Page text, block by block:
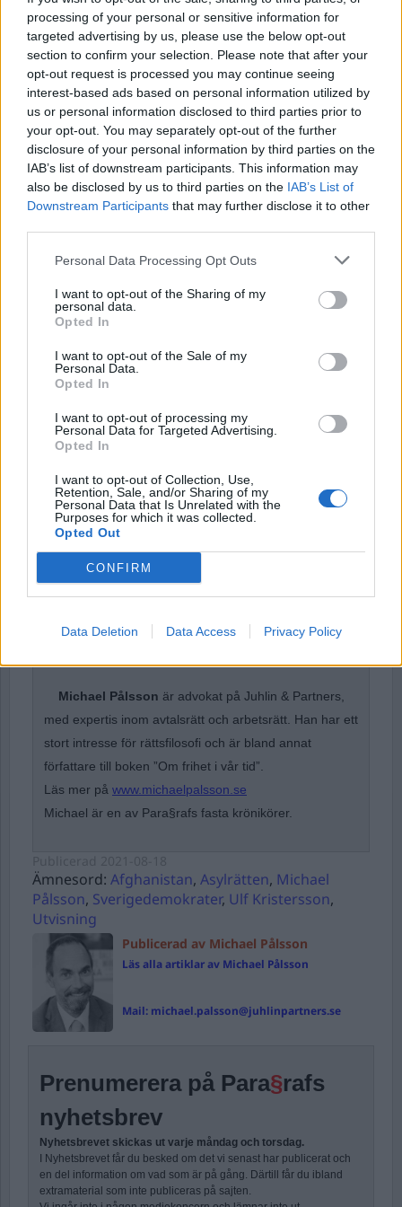
processing of your personal or sensitive information for
targeted advertising by us, please use the below opt-out
section to confirm your selection. Please note that after your
opt-out request is processed you may continue seeing
interest-based ads based on personal information utilized by
us or personal information disclosed to third parties prior to
your opt-out. You may separately opt-out of the further
disclosure of your personal information by third parties on the
IAB’s list of downstream participants. This information may
also be disclosed by us to third parties on the IAB’s List of
Downstream Participants that may further disclose it to other
Personal Data Processing Opt Outs
I want to opt-out of the Sharing of my
personal data.
Opted In
I want to opt-out of the Sale of my
Personal Data.
Opted In
I want to opt-out of processing my
Personal Data for Targeted Advertising.
Opted In
I want to opt-out of Collection, Use,
Retention, Sale, and/or Sharing of my
Personal Data that Is Unrelated with the
Purposes for which it was collected.
Opted Out
CONFIRM
Data Deletion Data Access Privacy Policy
liknelser efter sitt löftesbrott mot Hédi Fried
att inte samarbeta med SD.
Det har för de flesta som bevakar omvärlden
med någorlunda regelbundenhet under ganska
många månader...
Börja prenumerera för att läsa detta innehåll.
Starta din prenumeration här
Username or E-mail
Password
Remember Me
Forgot Password
Stöd Para§raf – magasinet som hatas av högertrollen
Michael Pålsson är advokat på Juhlin & Partners,
med expertis inom avtalsrätt och arbetsrätt. Han har ett
stort intresse för rättsfilosofi och är bland annat
författare till boken ”Om frihet i vår tid”.
Läs mer på www.michaelpalsson.se
Michael är en av Para§rafs fasta krönikörer.
Ämnesord: Afghanistan, Asylrätten, Michael
Pålsson, Sverigedemokrater, Ulf Kristersson,
Utvisning
Publicerad av Michael Pålsson
Läs alla artiklar av Michael Pålsson
Mail: michael.palsson@juhlinpartners.se
Prenumerera på Para§rafs
nyhetsbrev
Nyhetsbrevet skickas ut varje måndag och torsdag.
I Nyhetsbrevet får du besked om det vi senast har publicerat och
en del information om vad som är på gång. Därtill får du ibland
extramaterial som inte publiceras på sajten.